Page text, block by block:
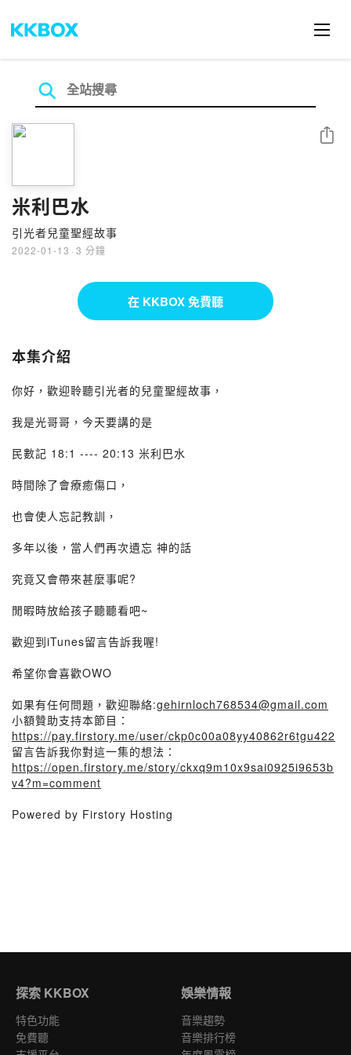
米利巴水
引光者兒童聖經故事
2022-01-13 · 3 分鐘
分享
在 KKBOX 免費聽
本集介紹
你好，歡迎聆聽引光者的兒童聖經故事，
我是光哥哥，今天要講的是
民數記 18:1 ---- 20:13 米利巴水
時間除了會療癒傷口，
也會使人忘記教訓，
多年以後，當人們再次遺忘 神的話
究竟又會帶來甚麼事呢?
閒暇時放給孩子聽聽看吧~
歡迎到iTunes留言告訴我喔!
希望你會喜歡OWO
如果有任何問題，歡迎聯絡:gehirnloch768534@gmail.com
小額贊助支持本節目：
https://pay.firstory.me/user/ckp0c00a08yy40862r6tgu422
留言告訴我你對這一集的想法：
https://open.firstory.me/story/ckxq9m10x9sai0925i9653b
v4?m=comment
Powered by Firstory Hosting
探索 KKBOX
特色功能
免費聽
娛樂情報
音樂趨勢
音樂排行榜